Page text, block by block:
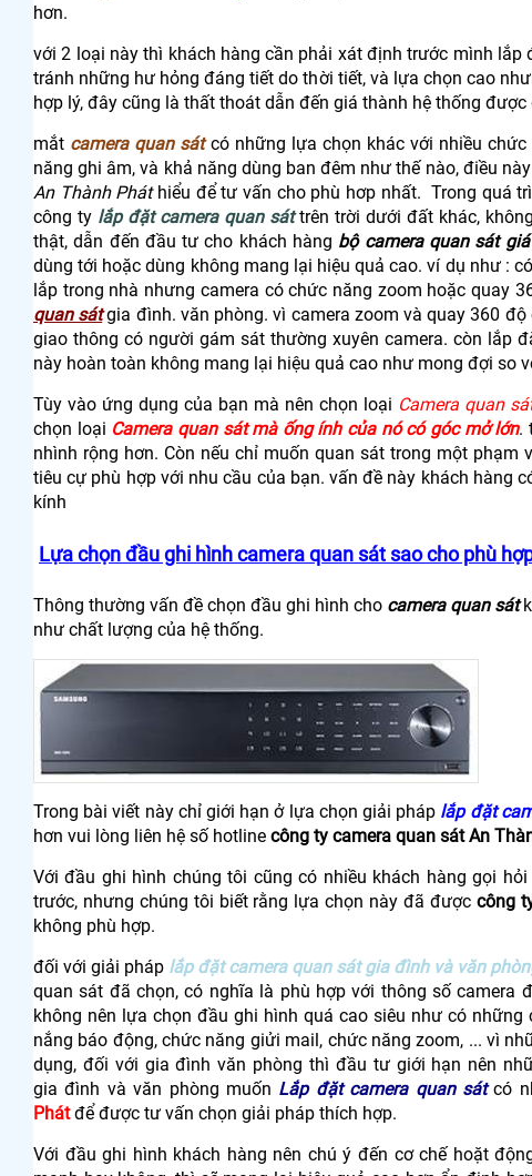
hơn.
với 2 loại này thì khách hàng cần phải xát định trước mình
tránh những hư hỏng đáng tiết do thời tiết, và lựa chọn cao
hợp lý, đây cũng là thất thoát dẫn đến giá thành hệ thống được
mắt camera quan sátcó những lựa chọn khác với nhiều
năng ghi âm, và khả năng dùng ban đêm như thế nào, điều
An Thành Pháthiểu để tư vấn cho phù hơp nhất. Trong quá
công ty lắp đặt camera quan sáttrên trời dưới đất khác,
thật, dẫn đến đầu tư cho khách hàng bộ camera quan sát
dùng tới hoặc dùng không mang lại hiệu quả cao. ví dụ như :
lắp trong nhà nhưng camera có chức năng zoom hoặc quay
quan sátgia đình. văn phòng. vì camera zoom và quay 360
giao thông có người gám sát thường xuyên camera. còn
này hoàn toàn không mang lại hiệu quả cao như mong đợi so
Tùy vào ứng dụng của bạn mà nên chọn loại Camera quan
chọn loại Camera quan sát mà ống ính của nó có góc mở lớn.
nhình rộng hơn. Còn nếu chỉ muốn quan sát trong một phạm
tiêu cự phù hợp với nhu cầu của bạn. vấn đề này khách hàng
kính
Lựa chọn đầu ghi hình camera quan sát sao cho phù
Thông thường vấn đề chọn đầu ghi hình cho camera quan sát
như chất lượng của hệ thống.
Trong bài viết này chỉ giới hạn ở lựa chọn giải pháp lắp đặt
hơn vui lòng liên hệ số hotline công ty camera quan sát An
Với đầu ghi hình chúng tôi cũng có nhiều khách hàng gọi
trước, nhưng chúng tôi biết rằng lựa chọn này đã được công
không phù hợp.
đối với giải pháp lắp đặt camera quan sát gia đình và văn
quan sát đã chọn, có nghĩa là phù hợp với thông số
không nên lựa chọn đầu ghi hình quá cao siêu như có
nắng báo động, chức năng giửi mail, chức năng zoom, ... vì
dụng, đối với gia đình văn phòng thì đầu tư giới hạn nên
gia đình và văn phòng muốn Lắp đặt camera quan sátcó
Phátđể được tư vấn chọn giải pháp thích hợp.
Với đầu ghi hình khách hàng nên chú ý đến cơ chế hoặt